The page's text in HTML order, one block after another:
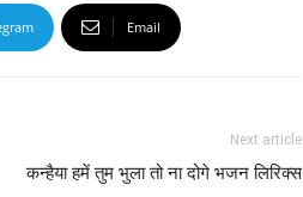
Email
Next article
कन्हैया हमें तुम भुला तो ना दोगे भजन लिरिक्स